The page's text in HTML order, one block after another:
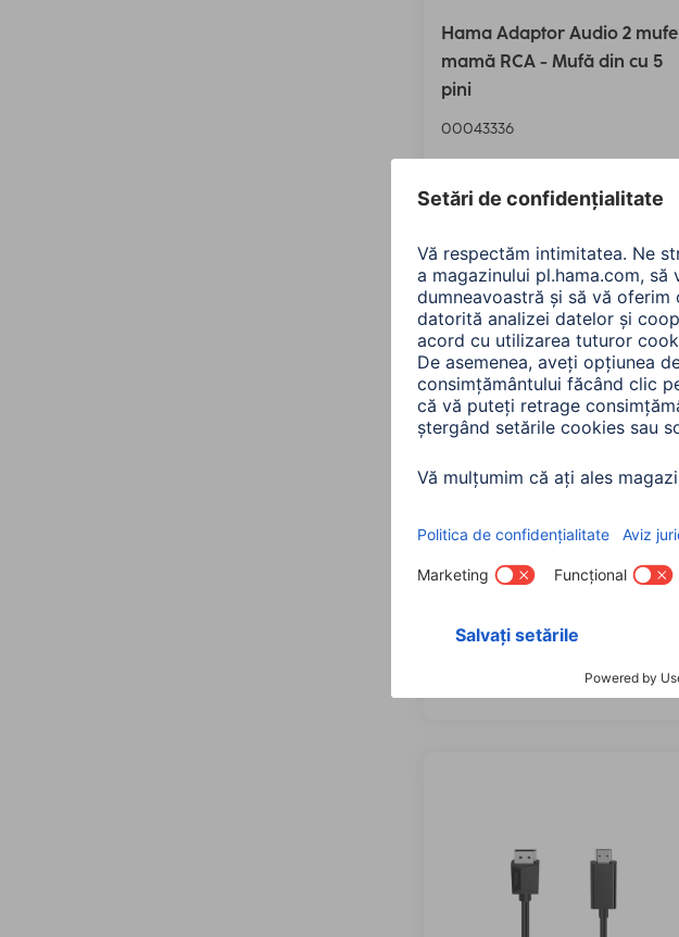
Hama Adaptor Audio 2 mufe
mamă RCA - Mufă din cu 5
pini
00043336
Hama Adaptor Audio, Priză
RCA - 6,3 mm, Mufă mono